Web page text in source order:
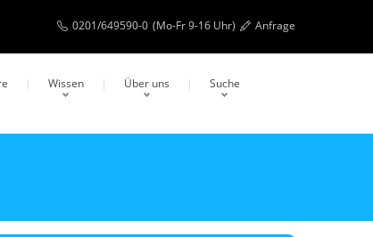
0201/649590-0 (Mo-Fr 9-16 Uhr) Anfrage
Wissen Über uns Suche